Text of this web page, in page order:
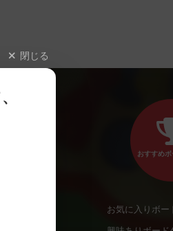
閉じる
おすすめ
お気に入りボー